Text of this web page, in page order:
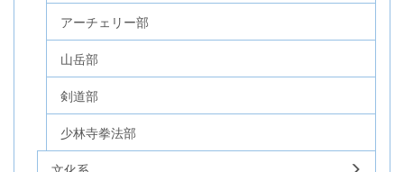
アーチェリー部
山岳部
剣道部
少林寺拳法部